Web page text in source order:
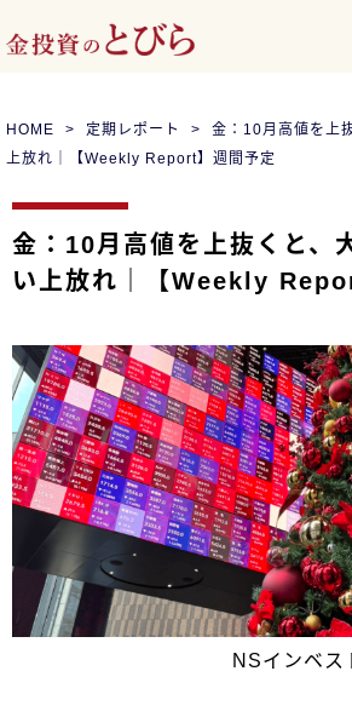
HOME 定期レポート
金：10月高値を上
上放れ｜【Weekly Report】週間予定
金：10月高値を上抜くと、
い上放れ｜【Weekly
NSインベ